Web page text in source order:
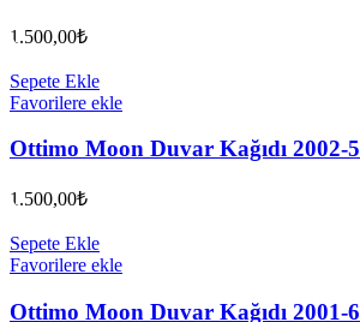
1.500,00₺
Sepete Ekle
Favorilere ekle
Ottimo Moon Duvar Kağıdı 2002-5
1.500,00₺
Sepete Ekle
Favorilere ekle
Ottimo Moon Duvar Kağıdı 2001-6